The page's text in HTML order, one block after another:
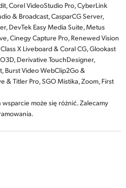
Corel VideoStudio Pro, CyberLink
& Broadcast, CasparCG Server,
DevTek Easy Media Suite, Metus
Cinegy Capture Pro, Renewed Vision
X Liveboard & Coral CG, Glookast
Derivative TouchDesigner,
Burst Video WebClip2Go &
& Titler Pro, SGO Mistika, Zoom, First
może się różnić. Zalecamy